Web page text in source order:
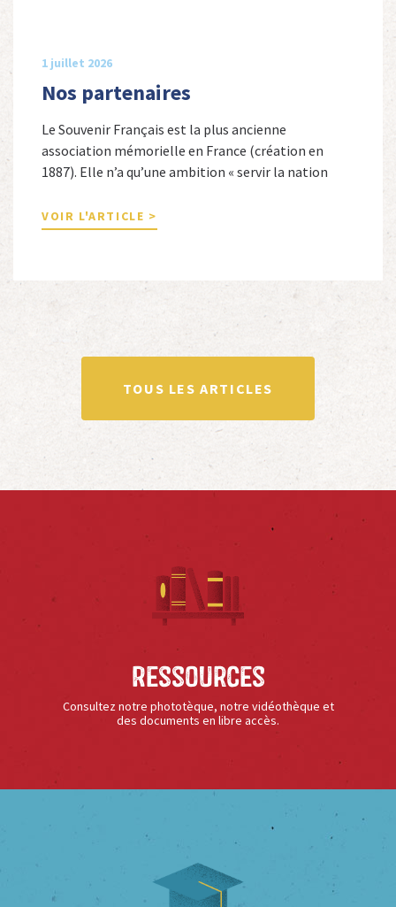
1 juillet 2026
Nos partenaires
Le Souvenir Français est la plus ancienne
association mémorielle en France (création en
1887). Elle n’a qu’une ambition « servir la nation
nationale de la France. Afin d’atteindre cet objectif,
Le Souvenir Français entretient des liens amicaux
totalité ou partiellement afin de faire vivre […]
VOIR L'ARTICLE >
TOUS LES ARTICLES
Ressources
Consultez notre phototèque, notre vidéothèque et
des documents en libre accès.